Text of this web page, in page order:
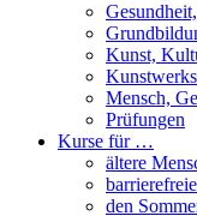
Kunst,
Mensch,
Prüfungen
Kurse für …
ältere
den